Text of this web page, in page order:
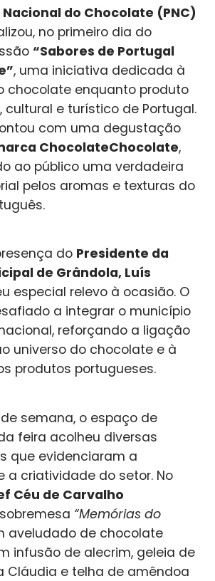
do Chocolate (PNC)
no primeiro dia do
“Sabores de Portugal
, uma iniciativa dedicada à
chocolate enquanto produto
cultural e turístico de Portugal.
com uma degustação
ChocolateChocolate,
ao público uma verdadeira
pelos aromas e texturas do
do Presidente da
de Grândola, Luís
especial relevo à ocasião. O
a integrar o município
reforçando a ligação
universo do chocolate e à
produtos portugueses.
semana, o espaço de
feira acolheu diversas
que evidenciaram a
a criatividade do setor. No
Céu de Carvalho
“Memórias do
aveludado de chocolate
infusão de alecrim, geleia de
Cláudia e telha de amêndoa